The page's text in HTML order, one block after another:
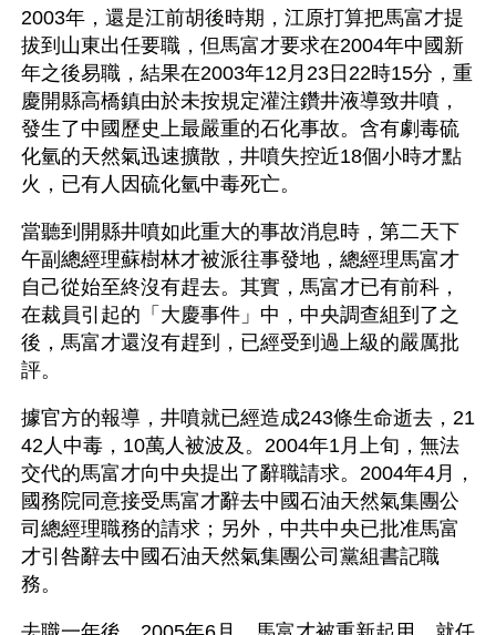
2003年，還是江前胡後時期，江原打算把馬富才提
拔到山東出任要職，但馬富才要求在2004年中國新
年之後易職，結果在2003年12月23日22時15分，重
慶開縣高橋鎮由於未按規定灌注鑽井液導致井噴，
發生了中國歷史上最嚴重的石化事故。含有劇毒硫
化氫的天然氣迅速擴散，井噴失控近18個小時才點
火，已有人因硫化氫中毒死亡。
當聽到開縣井噴如此重大的事故消息時，第二天下
午副總經理蘇樹林才被派往事發地，總經理馬富才
自己從始至終沒有趕去。其實，馬富才已有前科，
在裁員引起的「大慶事件」中，中央調查組到了之
後，馬富才還沒有趕到，已經受到過上級的嚴厲批
評。
據官方的報導，井噴就已經造成243條生命逝去，21
42人中毒，10萬人被波及。2004年1月上旬，無法
交代的馬富才向中央提出了辭職請求。2004年4月，
國務院同意接受馬富才辭去中國石油天然氣集團公
司總經理職務的請求；另外，中共中央已批准馬富
才引咎辭去中國石油天然氣集團公司黨組書記職
務。